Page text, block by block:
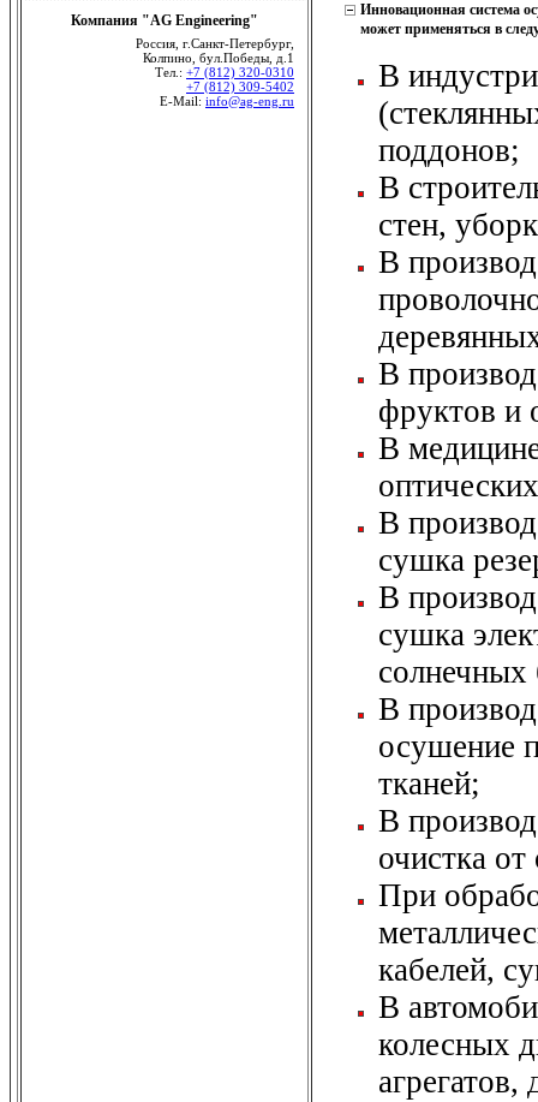
Компания "AG Engineering"
Россия, г.Санкт-Петербург,
Колпино, бул.Победы, д.1
Тел.: +7 (812) 320-0310
+7 (812) 309-5402
E-Mail: info@ag-eng.ru
Инновационная система
может применяться в
В
поддонов;
В
стен,
В
В
фруктов и
В
В
сушка
В
сушка
солнечных
В
осушение
тканей;
В
очистка
При
кабелей,
В
колесных
агрегатов,